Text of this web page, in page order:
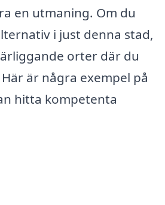
en utmaning. Om du
i just denna stad,
orter där du
är några exempel på
hitta kompetenta